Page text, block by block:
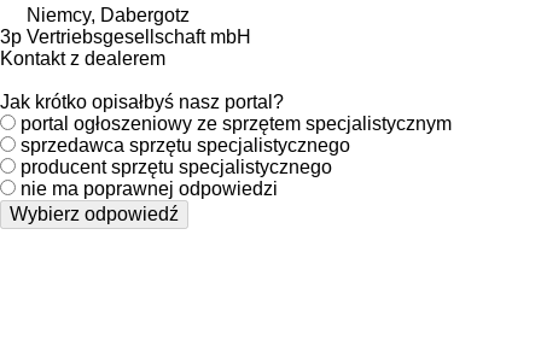
Niemcy, Dabergotz
3p Vertriebsgesellschaft mbH
Kontakt z dealerem
Jak krótko opisałbyś nasz portal?
portal ogłoszeniowy ze sprzętem specjalistycznym
sprzedawca sprzętu specjalistycznego
producent sprzętu specjalistycznego
nie ma poprawnej odpowiedzi
Wybierz odpowiedź